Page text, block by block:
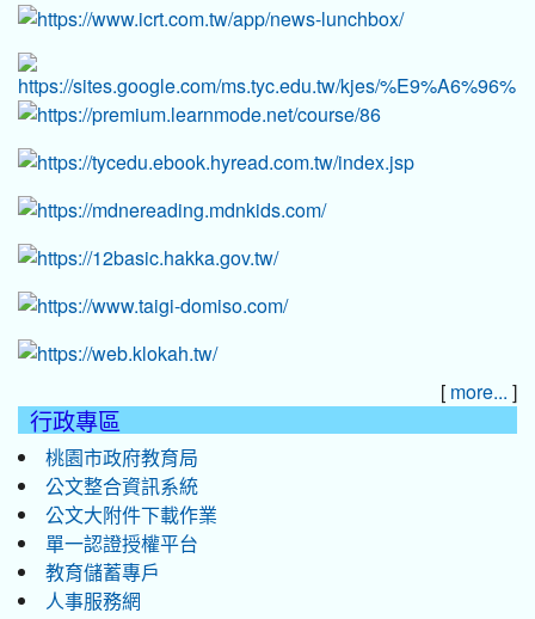
[ more... ]
行政專區
桃園市政府教育局
公文整合資訊系統
公文大附件下載作業
單一認證授權平台
教育儲蓄專戶
人事服務網